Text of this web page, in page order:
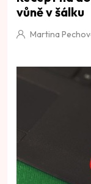
vůně v šálku
Martina